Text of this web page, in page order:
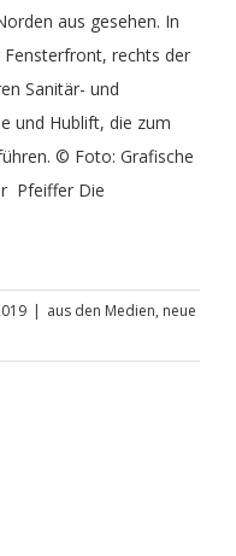
aus gesehen. In
rechts der
Sanitär- und
und Hublift, die zum
© Foto: Grafische
Pfeiffer Die
| aus den Medien, neue